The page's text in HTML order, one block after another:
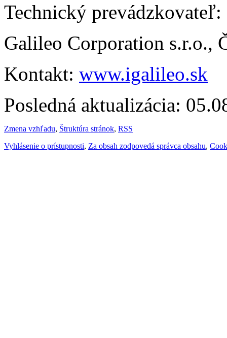
Technický prevádzkovateľ:
Galileo Corporation s.r.o.,
Kontakt: www.igalileo.sk
Posledná aktualizácia:
Zmena vzhľadu, Štruktúra stránok, RSS
Vyhlásenie o prístupnosti, Za obsah zodpovedá správca obsahu,